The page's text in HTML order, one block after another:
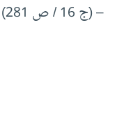
– (ج 16 / ص 281)